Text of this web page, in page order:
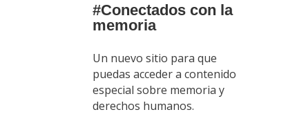
#Conectados con la
memoria
Un nuevo sitio para que
puedas acceder a contenido
especial sobre memoria y
derechos humanos.